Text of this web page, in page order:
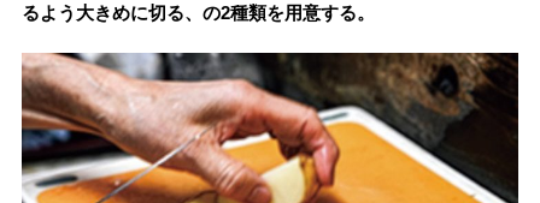
るよう大きめに切る、の2種類を用意する。